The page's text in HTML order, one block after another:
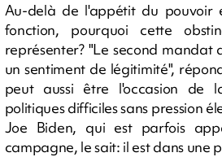
Au-delà de l'appétit du pouvoir
fonction, pourquoi cette
représenter? "Le second mandat
un sentiment de légitimité",
peut aussi être l'occasion de
politiques difficiles sans pression
Joe Biden, qui est parfois
campagne, le sait: il est dans une